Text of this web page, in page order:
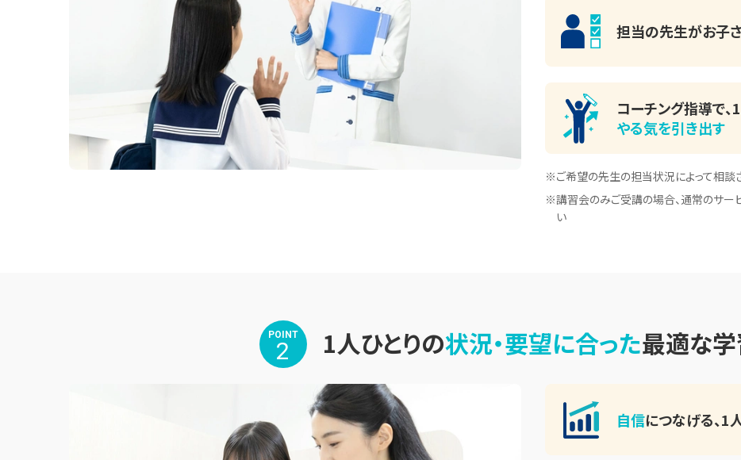
担当の先生がお子
コーチング指導で、
やる気を引き出す
※ご希望の先生の担当状況によって相談
※講習会のみご受講の場合、通常のサー
い
POINT
2 1人ひとりの状況・要望に合った最適な
自信につなげる、1